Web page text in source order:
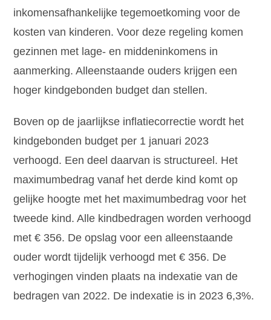
inkomensafhankelijke tegemoetkoming voor de
kosten van kinderen. Voor deze regeling komen
gezinnen met lage- en middeninkomens in
aanmerking. Alleenstaande ouders krijgen een
hoger kindgebonden budget dan stellen.
Boven op de jaarlijkse inflatiecorrectie wordt het
kindgebonden budget per 1 januari 2023
verhoogd. Een deel daarvan is structureel. Het
maximumbedrag vanaf het derde kind komt op
gelijke hoogte met het maximumbedrag voor het
tweede kind. Alle kindbedragen worden verhoogd
met € 356. De opslag voor een alleenstaande
ouder wordt tijdelijk verhoogd met € 356. De
verhogingen vinden plaats na indexatie van de
bedragen van 2022. De indexatie is in 2023 6,3%.